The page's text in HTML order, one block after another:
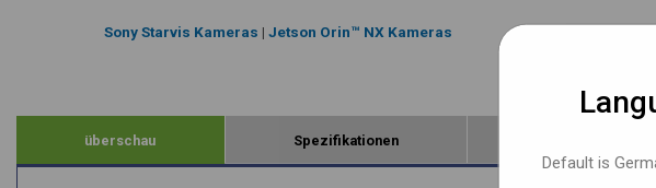
Sony Starvis Kameras | Jetson Orin™ NX Kameras
überschau Spezifikationen
Default is